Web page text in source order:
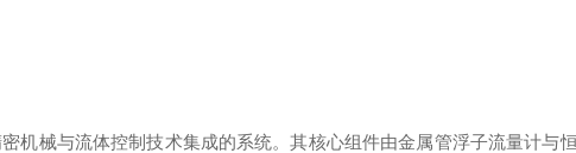
械与流体控制技术集成的系统。其核心组件由金属管浮子流量计与